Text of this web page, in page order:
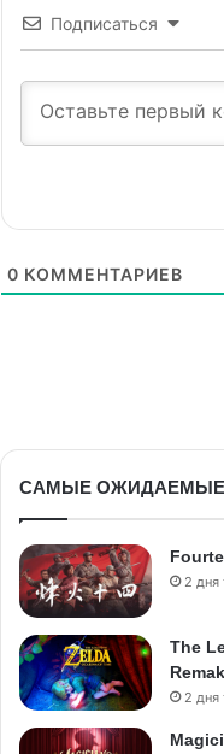
Подписаться
0 КОММЕНТАРИЕВ
САМЫЕ
2 дня
The
2 дня